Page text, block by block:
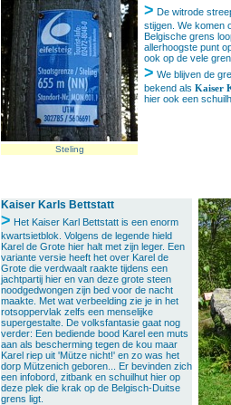
> De witrode
stijgen. We komen
Belgische grens
allerhoogste punt
ook op de vele
> We blijven de
bekend als Kaiser
hier ook een
Kaiser Karls Bettstatt
> Het Kaiser Karl Bettstatt is een enorm
kwartsietblok. Volgens de legende hield
Karel de Grote hier halt met zijn leger. Een
variante versie heeft het over Karel de
Grote die verdwaalt raakte tijdens een
jachtpartij hier en van deze grote steen
noodgedwongen zijn bed voor de nacht
maakte. Met wat verbeelding zie je in het
rotsoppervlak zelfs een menselijke
supergestalte. De volksfantasie gaat nog
verder: Een bediende bood Karel een muts
aan als bescherming tegen de kou maar
Karel riep uit 'Mütze nicht!' en zo was het
dorp Mützenich geboren... Er bevinden zich
een infobord, zitbank en schuilhut hier op
deze plek die krak op de Belgisch-Duitse
grens ligt.
Steling